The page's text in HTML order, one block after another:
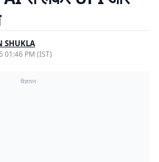
SHUKLA
01:46 PM (IST)
विज्ञापन